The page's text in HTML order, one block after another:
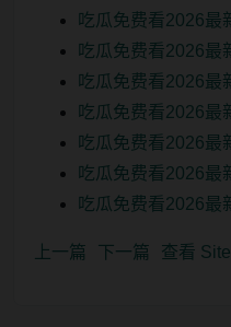
吃瓜免费看2026最
吃瓜免费看2026最
吃瓜免费看2026最
吃瓜免费看2026最
吃瓜免费看2026最
吃瓜免费看2026最
吃瓜免费看2026最
上一篇 下一篇 查看